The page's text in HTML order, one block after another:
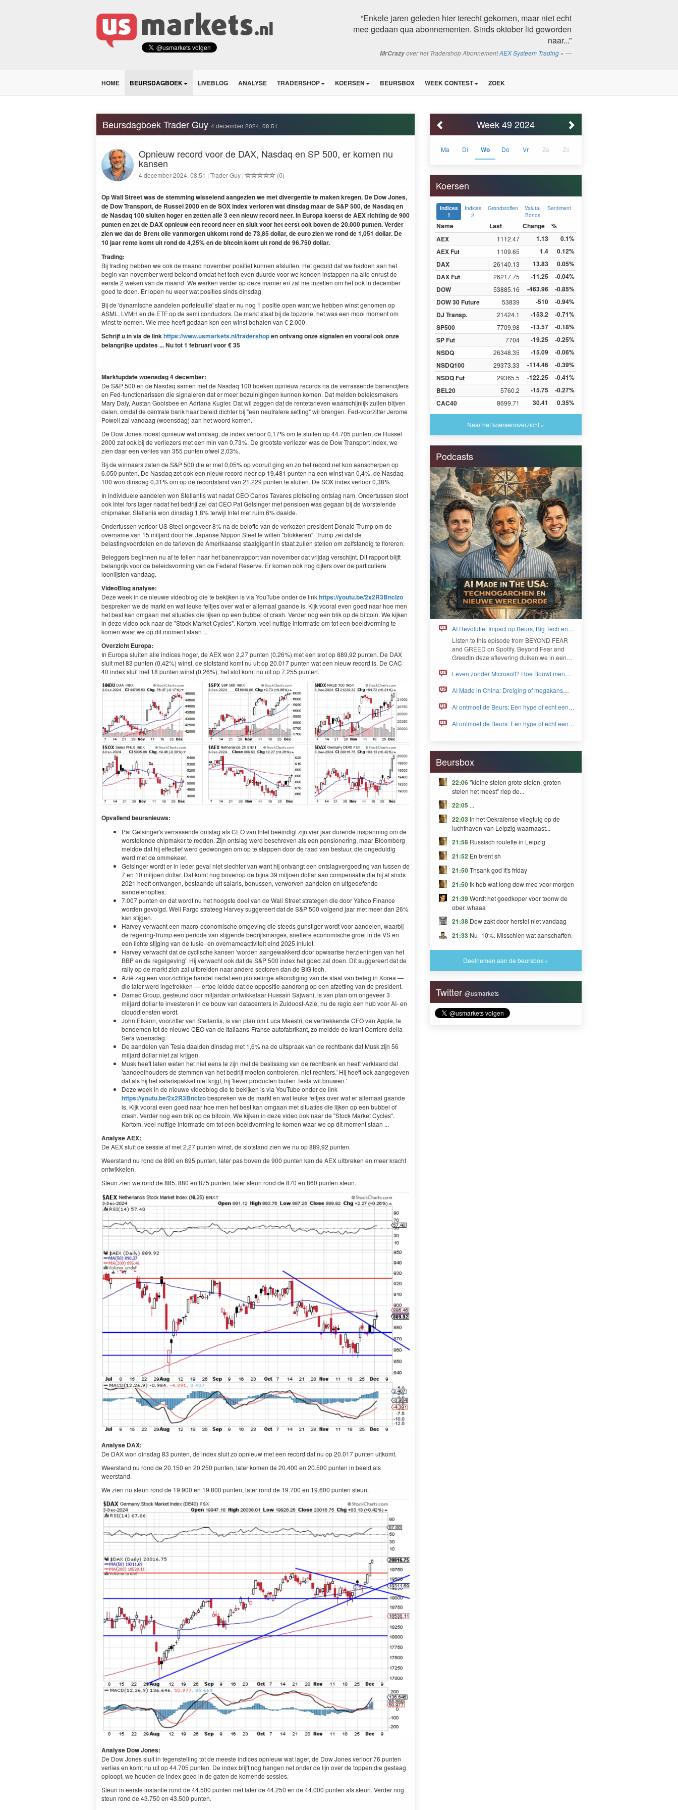
“Enkele jaren geleden hier terecht gekomen, maar niet echt
mee gedaan qua abonnementen. Sinds oktober lid geworden
naar...”
MrCrazyover het Tradershop AbonnementAEX Systeem Trading »
HOME BEURSDAGBOEK LIVEBLOG ANALYSE TRADERSHOP KOERSEN BEURSBOX WEEK CONTEST ZOEK
Beursdagboek Trader Guy 4 december 2024, 08:51
Opnieuw record voor de DAX, Nasdaq en SP 500, er komen nu
kansen
4 december 2024, 08:51 | Trader Guy | (0)
Op Wall Street was de stemming wisselend aangezien we met divergentie te maken kregen. De Dow Jones,
de Dow Transport, de Russel 2000 en de SOX index verloren wat dinsdag maar de S&P 500, de Nasdaq en
de Nasdaq 100 sluiten hoger en zetten alle 3 een nieuw record neer. In Europa koerst de AEX richting de 900
punten en zet de DAX opnieuw een record neer en sluit voor het eerst ooit boven de 20.000 punten. Verder
zien we dat de Brent olie vanmorgen uitkomt rond de 73,85 dollar, de euro zien we rond de 1,051 dollar. De
10 jaar rente komt uit rond de 4,25% en de bitcoin komt uit rond de 96.750 dollar.
Trading:
Bij trading hebben we ook de maand november positief kunnen afsluiten. Het geduld dat we hadden aan het
begin van november werd beloond omdat het toch even duurde voor we konden instappen na alle onrust de
eerste 2 weken van de maand. We werken verder op deze manier en zal me inzetten om het ook in december
goed te doen. Er lopen nu weer wat posities sinds dinsdag.
Bij de 'dynamische aandelen portefeuille' staat er nu nog 1 positie open want we hebben winst genomen op
ASML, LVMH en de ETF op de semi conductors. De markt staat bij de topzone, het was een mooi moment om
winst te nemen. Wie mee heeft gedaan kon een winst behalen van € 2.000.
Schrijf u in via de linkhttps://www.usmarkets.nl/tradershopen ontvang onze signalen en vooral ook onze
belangrijke updates ... Nu tot 1 februari voor € 35
Marktupdate woensdag 4 december:
De S&P 500 en de Nasdaq samen met de Nasdaq 100 boeken opnieuw records na de verrassende banencijfers
en Fed-functionarissen die signaleren dat er meer bezuinigingen kunnen komen. Dat melden beleidsmakers
Mary Daly, Austan Goolsbee en Adriana Kugler. Dat wil zeggen dat de rentetarieven waarschijnlijk zullen blijven
dalen, omdat de centrale bank haar beleid dichter bij "een neutralere setting" wil brengen. Fed-voorzitter Jerome
Powell zal vandaag (woensdag) aan het woord komen.
De Dow Jones moest opnieuw wat omlaag, de index verloor 0,17% om te sluiten op 44.705 punten, de Russel
2000 zat ook bij de verliezers met een min van 0,73%. De grootste verliezer was de Dow Transport index, we
zien daar een verlies van 355 punten ofwel 2,03%.
Bij de winnaars zaten de S&P 500 die er met 0,05% op vooruit ging en zo het record net kon aanscherpen op
6.050 punten. De Nasdaq zet ook een nieuw record neer op 19.481 punten na een winst van 0,4%, de Nasdaq
100 won dinsdag 0,31% om op de recordstand van 21.229 punten te sluiten. De SOX index verloor 0,38%.
In individuele aandelen won Stellantis wat nadat CEO Carlos Tavares plotseling ontslag nam. Ondertussen sloot
ook Intel fors lager nadat het bedrijf zei dat CEO Pat Gelsinger met pensioen was gegaan bij de worstelende
chipmaker. Stellanis won dinsdag 1,8% terwijl Intel met ruim 6% daalde.
Ondertussen verloor US Steel ongeveer 8% na de belofte van de verkozen president Donald Trump om de
overname van 15 miljard door het Japanse Nippon Steel te willen "blokkeren". Trump zei dat de
belastingvoordelen en de tarieven de Amerikaanse staalgigant in staat zullen stellen om zelfstandig te floreren.
Beleggers beginnen nu af ​​te tellen naar het banenrapport van november dat vrijdag verschijnt. Dit rapport blijft
belangrijk voor de beleidsvorming van de Federal Reserve. Er komen ook nog cijfers over de particuliere
loonlijsten vandaag.
VideoBlog analyse:
Deze week in de nieuwe videoblog die te bekijken is via YouTube onder de linkhttps://youtu.be/2x2R3BncIzo
bespreken we de markt en wat leuke feitjes over wat er allemaal gaande is. Kijk vooral even goed naar hoe men
het best kan omgaan met situaties die lijken op een bubbel of crash. Verder nog een blik op de bitcoin. We kijken
in deze video ook naar de "Stock Market Cycles". Kortom, veel nuttige informatie om tot een beeldvorming te
komen waar we op dit moment staan ...
Overzicht Europa:
In Europa sluiten alle indices hoger, de AEX won 2,27 punten (0,26%) met een slot op 889,92 punten. De DAX
sluit met 83 punten (0,42%) winst, de slotstand komt nu uit op 20.017 punten wat een nieuw record is. De CAC
40 index sluit met 18 punten winst (0,26%), het slot komt nu uit op 7.255 punten.
Opvallend beursnieuws:
Pat Gelsinger's verrassende ontslag als CEO van Intel beëindigt zijn vier jaar durende inspanning om de
worstelende chipmaker te redden. Zijn ontslag werd beschreven als een pensionering, maar Bloomberg
meldde dat hij effectief werd gedwongen om op te stappen door de raad van bestuur, die ongeduldig
werd met de ommekeer.
Gelsinger wordt er in ieder geval niet slechter van want hij ontvangt een ontslagvergoeding van tussen de
7 en 10 miljoen dollar. Dat komt nog bovenop de bijna 39 miljoen dollar aan compensatie die hij al sinds
2021 heeft ontvangen, bestaande uit salaris, bonussen, verworven aandelen en uitgeoefende
aandelenopties.
7.007 punten en dat wordt nu het hoogste doel van de Wall Street strategen die door Yahoo Finance
worden gevolgd. Well Fargo strateeg Harvey suggereert dat de S&P 500 volgend jaar met meer dan 26%
kan stijgen.
Harvey verwacht een macro-economische omgeving die steeds gunstiger wordt voor aandelen, waarbij
de regering-Trump een periode van stijgende bedrijfsmarges, snellere economische groei in de VS en
een lichte stijging van de fusie- en overnameactiviteit eind 2025 inluidt.
Harvey verwacht dat de cyclische kansen 'worden aangewakkerd door opwaartse herzieningen van het
BBP en de regelgeving'. Hij verwacht ook dat de S&P 500 index het goed zal doen. Dit suggereert dat de
rally op de markt zich zal uitbreiden naar andere sectoren dan de BIG tech.
Azië zag een voorzichtige handel nadat een plotselinge afkondiging van de staat van beleg in Korea —
die later werd ingetrokken — ertoe leidde dat de oppositie aandrong op een afzetting van de president.
Damac Group, gesteund door miljardair ontwikkelaar Hussain Sajwani, is van plan om ongeveer 3
miljard dollar te investeren in de bouw van datacenters in Zuidoost-Azië, nu de regio een hub voor AI- en
clouddiensten wordt.
John Elkann, voorzitter van Stellantis, is van plan om Luca Maestri, de vertrekkende CFO van Apple, te
benoemen tot de nieuwe CEO van de Italiaans-Franse autofabrikant, zo meldde de krant Corriere della
Sera woensdag.
De aandelen van Tesla daalden dinsdag met 1,6% na de uitspraak van de rechtbank dat Musk zijn 56
miljard dollar niet zal krijgen.
Musk heeft laten weten het niet eens te zijn met de beslissing van de rechtbank en heeft verklaard dat
'aandeelhouders de stemmen van het bedrijf moeten controleren, niet rechters.' Hij heeft ook aangegeven
dat als hij het salarispakket niet krijgt, hij 'liever producten buiten Tesla wil bouwen.'
Deze week in de nieuwe videoblog die te bekijken is via YouTube onder de link
https://youtu.be/2x2R3BncIzobespreken we de markt en wat leuke feitjes over wat er allemaal gaande
is. Kijk vooral even goed naar hoe men het best kan omgaan met situaties die lijken op een bubbel of
crash. Verder nog een blik op de bitcoin. We kijken in deze video ook naar de "Stock Market Cycles".
Kortom, veel nuttige informatie om tot een beeldvorming te komen waar we op dit moment staan ...
Analyse AEX:
De AEX sluit de sessie af met 2,27 punten winst, de slotstand zien we nu op 889,92 punten.
Weerstand nu rond de 890 en 895 punten, later pas boven de 900 punten kan de AEX uitbreken en meer kracht
ontwikkelen.
Steun zien we rond de 885, 880 en 875 punten, later steun rond de 870 en 860 punten steun.
Analyse DAX:
De DAX won dinsdag 83 punten, de index sluit zo opnieuw met een record dat nu op 20.017 punten uitkomt.
Weerstand nu rond de 20.150 en 20.250 punten, later komen de 20.400 en 20.500 punten in beeld als
weerstand.
We zien nu steun rond de 19.900 en 19.800 punten, later rond de 19.700 en 19.600 punten steun.
Analyse Dow Jones:
De Dow Jones sluit in tegenstelling tot de meeste indices opnieuw wat lager, de Dow Jones verloor 76 punten
verlies en komt nu uit op 44.705 punten. De index blijft nog hangen net onder de lijn over de toppen die gestaag
oploopt, we houden de index goed in de gaten de komende sessies.
Steun in eerste instantie rond de 44.500 punten met later de 44.250 en de 44.000 punten als steun. Verder nog
steun rond de 43.750 en 43.500 punten.
Week 49 2024
Ma Di Wo Do Vr Za Zo
Koersen
Indices
1
Indices
2
Grondstoffen
Valuta-
Bonds
Sentiment
Name Last Change
%
AEX
1112.47 1.13
0.1%
AEX Fut
1109.65 1.4
0.12%
DAX
26140.13 13.83
0.05%
DAX Fut
26217.75 -11.25
-0.04%
DOW
53885.16 -463.96
-0.85%
DOW 30 Future
53839 -510
-0.94%
DJ Transp.
21424.1 -153.2
-0.71%
SP500
7709.98 -13.57
-0.18%
SP Fut
7704 -19.25
-0.25%
NSDQ
26348.35 -15.09
-0.06%
NSDQ100
29373.33 -114.46
-0.39%
NSDQ Fut
29365.5 -122.25
-0.41%
BEL20
5760.2 -15.75
-0.27%
CAC40
8699.71 30.41 0.35%
Naar het koersenoverzicht »
Podcasts
AI Revolutie: Impact op Beurs, Big Tech en
Nieuwe Wereldorde - BEYOND FEAR and
GREED
Lis­ten to this episode from BEYOND FEAR
andGREED on Spo­ti­fy. Beyond Fear and
Greed­In deze aflev­er­ing duiken we in een…
Leven zonder Microsoft? Hoe Bouwt men
BEYOND FEAR and GREED
AI Made in China: Dreiging of megakans
GREED
AI ontmoet de Beurs: Een hype of echt een
GREED
AI ontmoet de Beurs: Een hype of echt een
Beursbox
22:06"kleine stelen grote stelen, groten
stelen het meest" riep de...
22:05 ...
22:03 In het Oekraïense vliegtuig op de
luchthaven van Leipzig waarnaast...
21:58 Russisch roulette in Leipzig
21:52 En brent sh
21:50Thsank god it's friday
21:50 Ik heb wat long dow mee voor morgen
21:39Wordt het goedkoper voor toonw de
ober. whaaa
21:38 Dow zakt door herstel niet vandaag
21:33 Nu -10%. Misschien wat aanschaffen.
Deelnemen aan de beursbox »
Twitter@usmarkets